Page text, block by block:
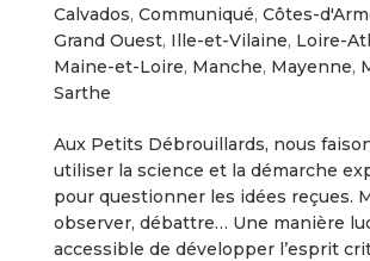
Calvados, Communiqué, Côtes-
Grand Ouest, Ille-et-Vilaine, Loire-
Maine-et-Loire, Manche, Mayenne,
Sarthe
Aux Petits Débrouillards, nous
utiliser la science et la démarche
pour questionner les idées reçues.
observer, débattre… Une manière
accessible de développer l’esprit